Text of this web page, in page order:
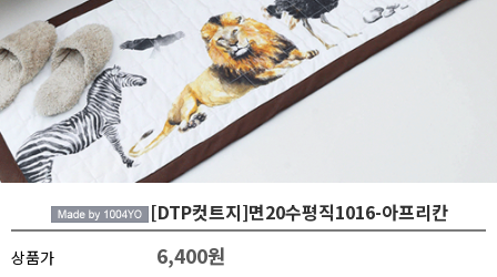
[DTP컷트지]면20수평직1016-아프리칸
상품가 6,400원